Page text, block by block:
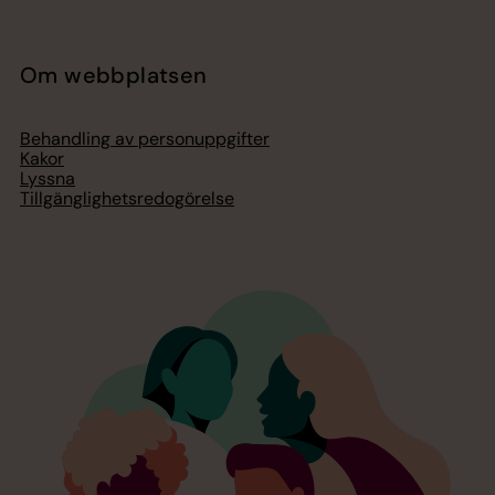
Om webbplatsen
Behandling av personuppgifter
Kakor
Lyssna
Tillgänglighetsredogörelse